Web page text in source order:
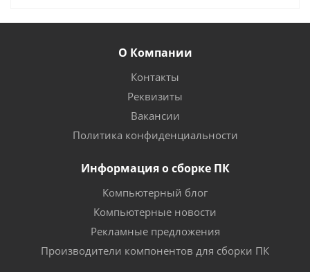
О Компании
Контакты
Реквизиты
Вакансии
Политика конфиденциальности
Информация о сборке ПК
Компьютерный блог
Компьютерные новости
Рекламные предложения
Производители компонентов для сборки ПК